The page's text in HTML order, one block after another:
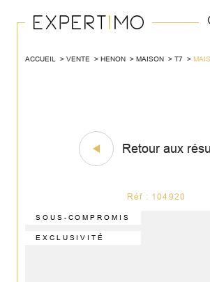
ACCUEIL VENTE HENON MAISON T7
Retour aux
Réf : 104920
SOUS-COMPROMIS
EXCLUSIVITÉ